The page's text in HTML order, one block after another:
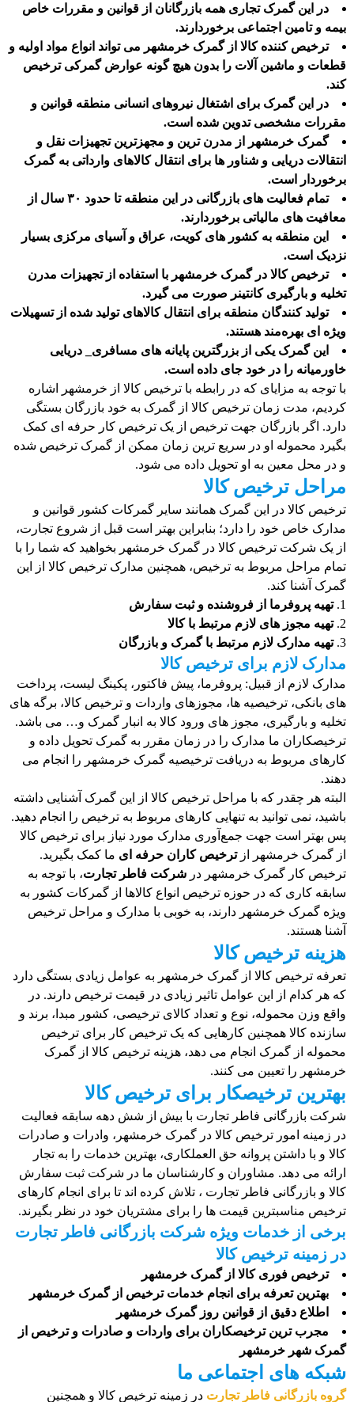
در این گمرک تجاری همه بازرگانان از قوانین و مقررات خاص
بیمه و تامین اجتماعی برخوردارند.
ترخیص کننده کالا از گمرک خرمشهر می تواند انواع مواد اولیه و
قطعات و ماشین آلات را بدون هیچ گونه عوارض گمرکی ترخیص
کند.
در این گمرک برای اشتغال نیروهای انسانی منطقه قوانین و
مقررات مشخصی تدوین شده است.
گمرک خرمشهر از مدرن ترین و مجهزترین تجهیزات نقل و
انتقالات دریایی و شناور ها برای انتقال کالاهای وارداتی به گمرک
برخوردار است.
تمام فعالیت های بازرگانی در این منطقه تا حدود ۳۰ سال از
معافیت های مالیاتی برخوردارند.
این منطقه به کشور های کویت، عراق و آسیای مرکزی بسیار
نزدیک است.
ترخیص کالا در گمرک خرمشهر با استفاده از تجهیزات مدرن
تخلیه و بارگیری کانتینر صورت می گیرد.
تولید کنندگان منطقه برای انتقال کالاهای تولید شده از تسهیلات
ویژه‌ ای بهره‌مند هستند.
این گمرک یکی از بزرگترین پایانه های مسافری_ دریایی
خاورمیانه را در خود جای داده است.
با توجه به مزایای که در رابطه با ترخیص کالا از خرمشهر اشاره
کردیم، مدت زمان ترخیص کالا از گمرک به خود بازرگان بستگی
دارد. اگر بازرگان جهت ترخیص از یک ترخیص کار حرفه ‌ای کمک
بگیرد محموله او در سریع ترین زمان ممکن از گمرک ترخیص شده
و در محل معین به او تحویل داده می شود.
مراحل ترخیص کالا
ترخیص کالا در این گمرک همانند سایر گمرکات کشور قوانین و
مدارک خاص خود را دارد؛ بنابراین بهتر است قبل از شروع تجارت،
از یک شرکت ترخیص کالا در گمرک خرمشهر بخواهید که شما را با
تمام مراحل مربوط به ترخیص، همچنین مدارک ترخیص کالا از این
گمرک آشنا کند.
تهیه پروفرما از فروشنده و ثبت سفارش
تهیه مجوز های لازم مرتبط با کالا
تهیه مدارک لازم مرتبط با گمرک و بازرگان
مدارک لازم برای ترخیص کالا
مدارک لازم از قبیل: پروفرما، پیش فاکتور، پکینگ لیست، پرداخت
های بانکی، ترخیصیه ها، مجوزهای واردات و ترخیص کالا، برگه های
تخلیه و بارگیری، مجوز های ورود کالا به انبار گمرک و… می باشد.
ترخیصکاران ما مدارک را در زمان مقرر به گمرک تحویل داده و
کارهای مربوط به دریافت ترخیصیه گمرک خرمشهر را انجام می
دهند.
البته هر چقدر که با مراحل ترخیص کالا از این گمرک آشنایی داشته
باشید، نمی توانید به تنهایی کارهای مربوط به ترخیص را انجام دهید.
پس بهتر است جهت جمع‌آوری مدارک مورد نیاز برای ترخیص کالا
از گمرک خرمشهر ازترخیص کاران حرفه ای ما کمک بگیرید.
ترخیص کار گمرک خرمشهر در شرکت فاطر تجارت، با توجه به
سابقه کاری که در حوزه ترخیص انواع کالاها از گمرکات کشور به
ویژه گمرک خرمشهر دارند، به خوبی با مدارک و مراحل ترخیص
آشنا هستند.
هزینه ترخیص کالا
تعرفه ترخیص کالا از گمرک خرمشهر به عوامل زیادی بستگی دارد
که هر کدام از این عوامل تاثیر زیادی در قیمت ترخیص دارند. در
واقع وزن محموله، نوع و تعداد کالای ترخیصی، کشور مبدا، برند و
سازنده کالا همچنین کارهایی که یک ترخیص کار برای ترخیص
محموله از گمرک انجام می دهد، هزینه ترخیص کالا از گمرک
خرمشهر را تعیین می‌ کنند.
بهترین ترخیصکار برای ترخیص کالا
شرکت بازرگانی فاطر تجارت با بیش از شش دهه سابقه فعالیت
در زمینه امور ترخیص کالا در گمرک خرمشهر، وادرات و صادرات
کالا و با داشتن پروانه حق العملکاری، بهترین خدمات را به تجار
ارائه می دهد. مشاوران و کارشناسان ما در شرکت ثبت سفارش
کالا و بازرگانی فاطر تجارت ، تلاش کرده اند تا برای انجام کارهای
ترخیص مناسبترین قیمت ها را برای مشتریان خود در نظر بگیرند.
برخی از خدمات ویژه شرکت بازرگانی فاطر تجارت
در زمینه ترخیص کالا
ترخیص فوری کالا از گمرک خرمشهر
بهترین تعرفه برای انجام خدمات ترخیص از گمرک خرمشهر
اطلاع دقیق از قوانین روز گمرک خرمشهر
مجرب ترین ترخیصکاران برای واردات و صادرات و ترخیص از
گمرک شهر خرمشهر
شبکه های اجتماعی ما
گروه بازرگانی فاطر تجارت در زمینه ترخیص کالا و همچنین